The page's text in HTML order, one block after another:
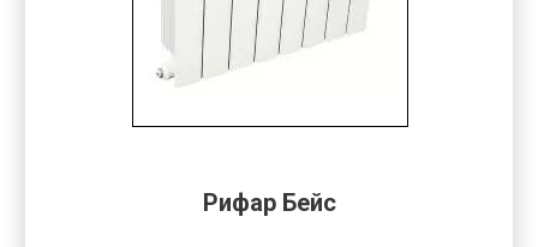
Рифар Бейс